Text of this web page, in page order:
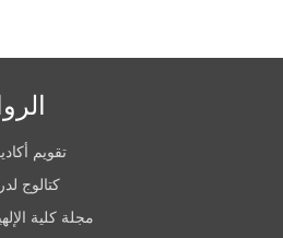
تقويم
كتالوج
مجلة كلية